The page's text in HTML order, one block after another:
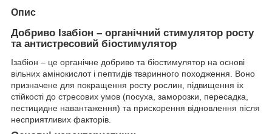
Опис
Добриво Ізабіон – органічний стимулятор росту
та антистресовий біостимулятор
Ізабіон – це органічне добриво та біостимулятор на основі
вільних амінокислот і пептидів тваринного походження. Воно
призначене для покращення росту рослин, підвищення їх
стійкості до стресових умов (посуха, заморозки, пересадка,
пестицидне навантаження) та прискорення відновлення після
несприятливих факторів.